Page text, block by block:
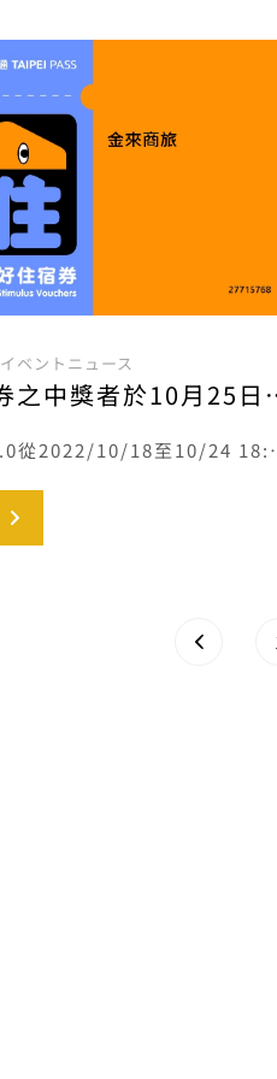
イベントニュース
本次熊好券之中獎者於10
台北熊好券2.0從2022/10/18至